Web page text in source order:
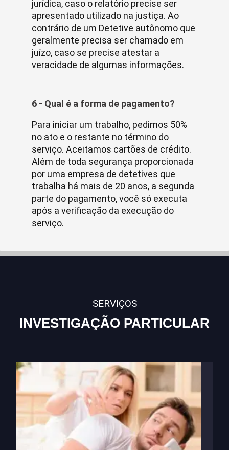
jurídica, caso o relatório precise ser
apresentado utilizado na justiça. Ao
contrário de um Detetive autônomo que
geralmente precisa ser chamado em
juízo, caso se precise atestar a
veracidade de algumas informações.
6 - Qual é a forma de pagamento?
Para iniciar um trabalho, pedimos 50%
no ato e o restante no término do
serviço. Aceitamos cartões de crédito.
Além de toda segurança proporcionada
por uma empresa de detetives que
trabalha há mais de 20 anos, a segunda
parte do pagamento, você só executa
após a verificação da execução do
serviço.
SERVIÇOS
INVESTIGAÇÃO PARTICULAR